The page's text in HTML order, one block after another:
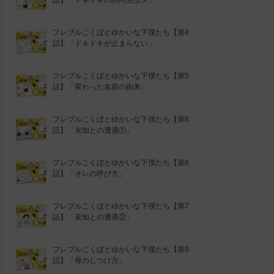
フレブルこくぼとゆかいな下僕たち【第4
話】「ドキドキが止まらない」
フレブルこくぼとゆかいな下僕たち【第5
話】「変わった名前の由来」
フレブルこくぼとゆかいな下僕たち【第6
話】「未知との遭遇①」
フレブルこくぼとゆかいな下僕たち【第8
話】「オレの呼び方」
フレブルこくぼとゆかいな下僕たち【第7
話】「未知との遭遇②」
フレブルこくぼとゆかいな下僕たち【第9
話】「母のしつけ方」